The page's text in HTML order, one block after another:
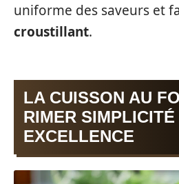
uniforme des saveurs et
croustillant.
LA CUISSON AU
RIMER SIMPLICITÉ
EXCELLENCE